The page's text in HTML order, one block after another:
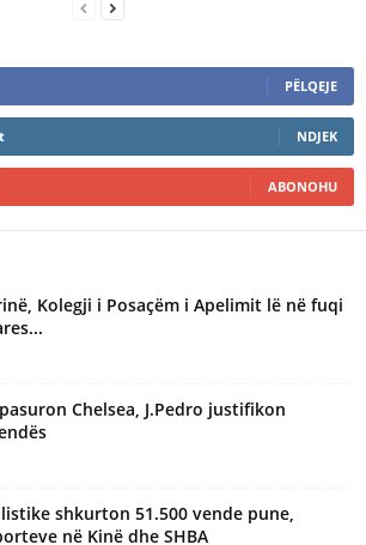
PËLQEJE
NDJEK
ABONOHU
Kolegji i Posaçëm i Apelimit lë në fuqi
Chelsea, J.Pedro justifikon
shkurton 51.500 vende pune,
në Kinë dhe SHBA